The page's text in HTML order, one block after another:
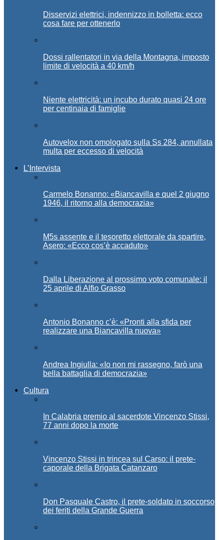
Disservizi elettrici, indennizzo in bolletta: ecco
cosa fare per ottenerlo
Dossi rallentatori in via della Montagna, imposto
limite di velocità a 40 km/h
Niente elettricità: un incubo durato quasi 24 ore
per centinaia di famiglie
Autovelox non omologato sulla Ss 284, annullata
multa per eccesso di velocità
L’Intervista
Carmelo Bonanno: «Biancavilla e quel 2 giugno
1946, il ritorno alla democrazia»
M5s assente e il tesoretto elettorale da spartire,
Asero: «Ecco cos’è accaduto»
Dalla Liberazione al prossimo voto comunale: il
25 aprile di Alfio Grasso
Antonio Bonanno c’è: «Pronti alla sfida per
realizzare una Biancavilla nuova»
Andrea Ingiulla: «Io non mi rassegno, farò una
bella battaglia di democrazia»
Cultura
In Calabria premio al sacerdote Vincenzo Stissi,
77 anni dopo la morte
Vincenzo Stissi in trincea sul Carso: il prete-
caporale della Brigata Catanzaro
Don Pasquale Castro, il prete-soldato in soccorso
dei feriti della Grande Guerra